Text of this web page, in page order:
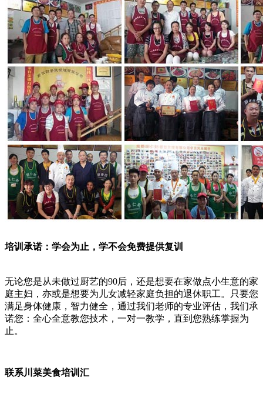
培训承诺：学会为止，学不会免费提供复训
无论您是从未做过厨艺的90后，还是想要在家做点小生意的家
庭主妇，亦或是想要为儿女减轻家庭负担的退休职工。只要您
满足身体健康，智力健全，通过我们老师的专业评估，我们承
诺您：全心全意教您技术，一对一教学，直到您熟练掌握为
止。
联系川菜美食培训汇